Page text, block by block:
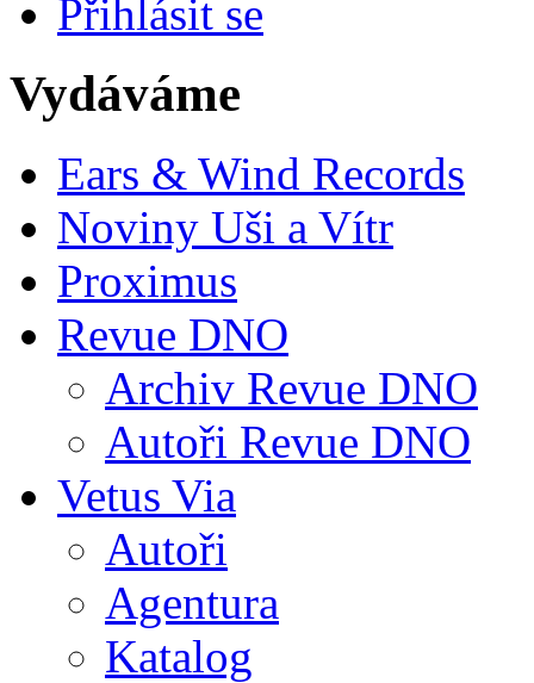
Přihlásit se
Vydáváme
Ears & Wind Records
Noviny Uši a Vítr
Proximus
Revue DNO
Archiv Revue DNO
Autoři Revue DNO
Vetus Via
Autoři
Agentura
Katalog